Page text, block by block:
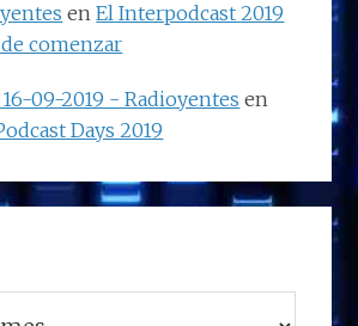
enEl Interpodcast 2019
comenzar
09-2019 - Radioyentes en
Days 2019